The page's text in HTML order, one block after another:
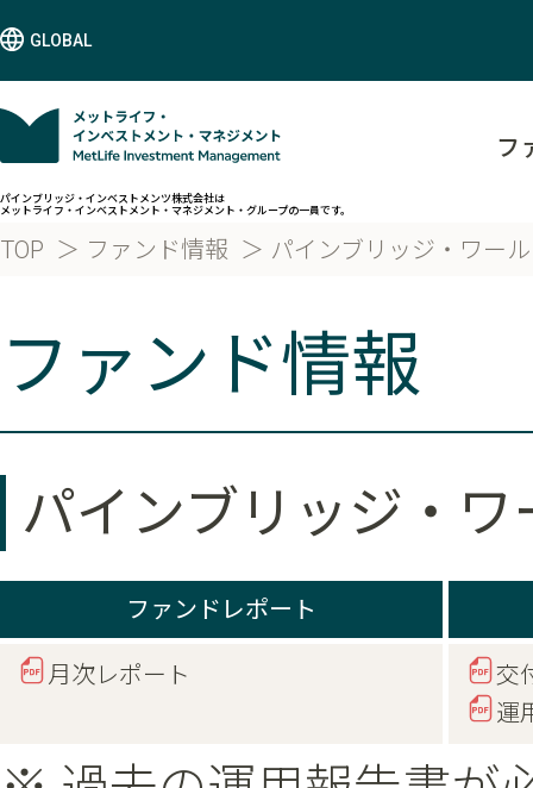
GLOBAL
パインブリッジ・インベストメンツ株式会社は
メットライフ・インベストメント・マネジメント・グループの一員です。
フ
TOP ファンド情報 パインブリッジ・ワー
ファンド情報
パインブリッジ・
ファンドレポート
月次レポート
交
運